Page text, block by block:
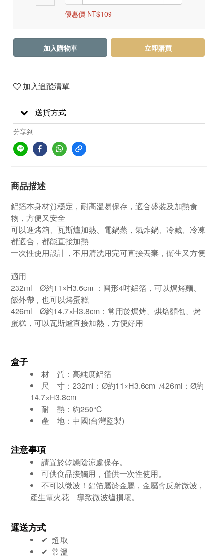
優惠價 NT$109
加入購物車 立即購買
加入追蹤清單
送貨方式
分享到
商品描述
鋁箔本身材質穩定，耐高溫易保存，適合盛裝及加熱食
物，方便又安全
可以進烤箱、瓦斯爐加熱、電鍋蒸，氣炸鍋、冷藏、冷凍
都適合，都能直接加熱
一次性使用設計，不用清洗用完可直接丟棄，衛生又方便
適用
232ml：Ø約11 ×H3.6cm ：圓形4吋鋁箔，可以焗烤麵、
飯外帶，也可以烤蛋糕
426ml：Ø約14.7×H3.8cm：常用於焗烤、烘焙麵包、烤
蛋糕，可以瓦斯爐直接加熱，方便好用
盒子
材 質：高純度鋁箔
尺
寸：232ml：Ø約11 ×H3.6cm /426ml：Ø約
14.7×H3.8cm
耐
熱：約250℃
產
地：中國(台灣監製)
注意事項
請置於乾燥陰涼處保存。
可供食品接觸用，僅供一次性使用。
不可以微波！鋁箔屬於金屬，金屬會反射微波，
產生電火花，導致微波爐損壞。
運送方式
✔︎ 超取
✔︎ 常溫